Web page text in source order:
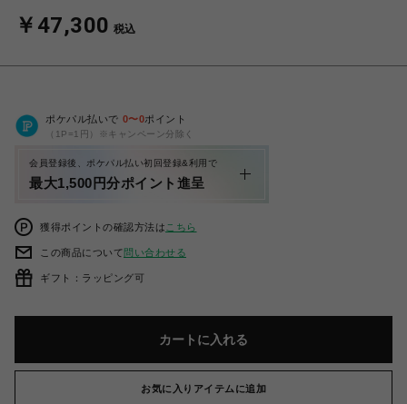
￥47,300 税込
ポケパル払いで 0〜0ポイント
（1P=1円）※キャンペーン分除く
会員登録後、ポケパル払い初回登録&利用で
最大1,500円分ポイント進呈
獲得ポイントの確認方法は こちら
この商品について問い合わせる
ギフト：ラッピング可
カートに入れる
お気に入りアイテムに追加